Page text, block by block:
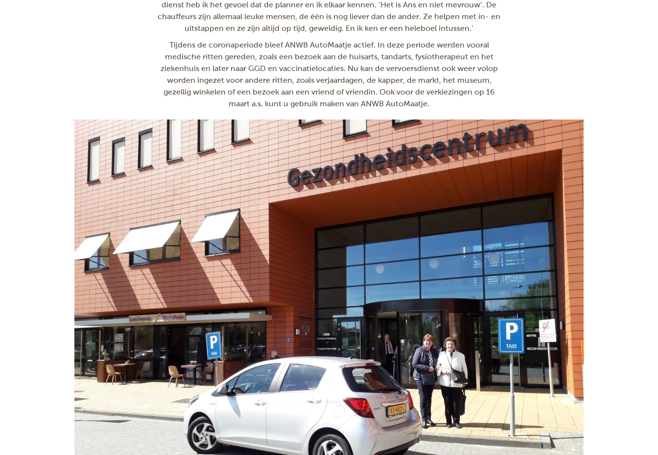
dienst heb ik het gevoel dat de planner en ik elkaar kennen. ‘Het is Ans en niet mevrouw’. De
chauffeurs zijn allemaal leuke mensen, de één is nog liever dan de ander. Ze helpen met in- en
uitstappen en ze zijn altijd op tijd, geweldig. En ik ken er een heleboel intussen.’
Tijdens de coronaperiode bleef ANWB AutoMaatje actief. In deze periode werden vooral
medische ritten gereden, zoals een bezoek aan de huisarts, tandarts, fysiotherapeut en het
ziekenhuis en later naar GGD en vaccinatielocaties. Nu kan de vervoersdienst ook weer volop
worden ingezet voor andere ritten, zoals verjaardagen, de kapper, de markt, het museum,
gezellig winkelen of een bezoek aan een vriend of vriendin. Ook voor de verkiezingen op 16
maart a.s. kunt u gebruik maken van ANWB AutoMaatje.